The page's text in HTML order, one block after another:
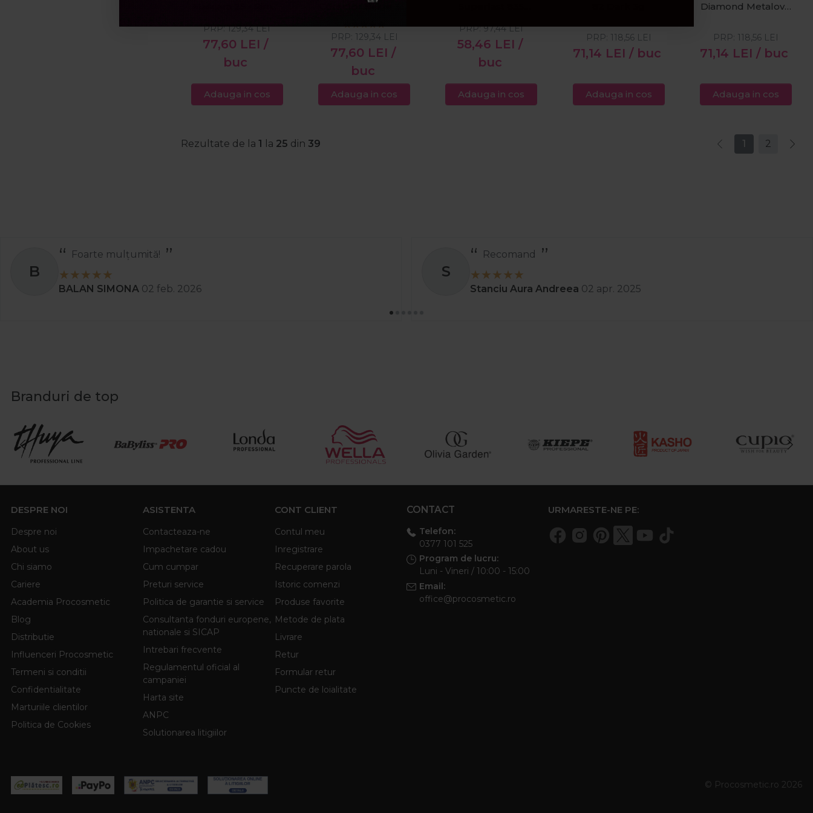
alungire si definire
10ml
77,60 LEI /
buc
PRP:129,34LEI
Adauga in cos
77,60 LEI /
buc
PRP: 129,34 LEI
Adauga in cos
58,46 LEI /
buc
PRP:97,44LEI
Adauga in cos
71,14 LEI / buc
PRP: 118,56 LEI
Adauga in cos
Diamond Metalove
2.7ml
71,14 LEI / buc
PRP: 118,56 LEI
Adauga in cos
Rezultate de la 1 la 25 din 39 1 2
B
Foarte mulțumită!
BALAN SIMONA 02 feb. 2026
S
Recomand
Stanciu Aura Andreea 02 apr. 2025
Branduri de top
DESPRE NOI
Despre noi
About us
Chi siamo
Cariere
Academia Procosmetic
Blog
Distributie
Influenceri Procosmetic
Termeni si conditii
Confidentialitate
Marturiile clientilor
Politica de Cookies
ASISTENTA
Contacteaza-ne
Impachetare cadou
Cum cumpar
Preturi service
Politica de garantie si service
Consultanta fonduri europene,
nationale si SICAP
Intrebari frecvente
Regulamentul oficial al
campaniei
Harta site
ANPC
Solutionarea litigiilor
CONT CLIENT
Contul meu
Inregistrare
Recuperare parola
Istoric comenzi
Produse favorite
Metode de plata
Livrare
Retur
Formular retur
Puncte de loialitate
CONTACT
Telefon:
0377 101 525
Program de lucru:
Luni - Vineri / 10:00 - 15:00
Email:
office@procosmetic.ro
URMARESTE-NE PE:
© Procosmetic.ro 2026